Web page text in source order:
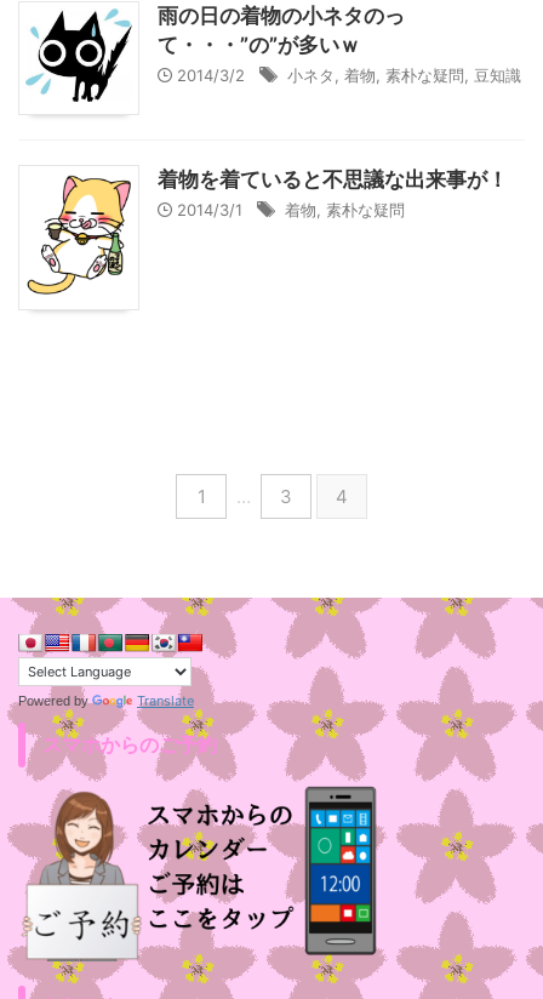
雨の日の着物の小ネタのっ
て・・・”の”が多いｗ
2014/3/2 小ネタ 着物 素朴な疑問 豆知識
着物を着ていると不思議な出来事が！
2014/3/1 着物 素朴な疑問
1 … 3 4
Powered by Translate
スマホからのご予約